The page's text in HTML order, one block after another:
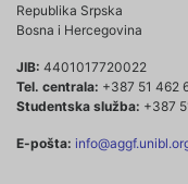
Republika Srpska
Bosna i Hercegovina
JIB: 4401017720022
Tel. centrala: +387 51 462
Studentska služba: +387
E-pošta: